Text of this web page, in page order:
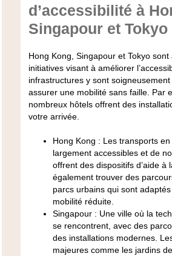
d’accessibilité à
Singapour et Tokyo
Hong Kong, Singapour et Tokyo
initiatives visant à améliorer
infrastructures y sont
assurer une mobilité sans faille. Par
nombreux hôtelsoffrent des
votre arrivée.
Hong Kong : Les transports
largement accessibles et de
offrent des dispositifs d’aide à
également trouver des
parcs urbains qui sont
mobilité réduite.
Singapour: Une ville où la
se rencontrent, avec des
des installations modernes.
majeures comme les jardins